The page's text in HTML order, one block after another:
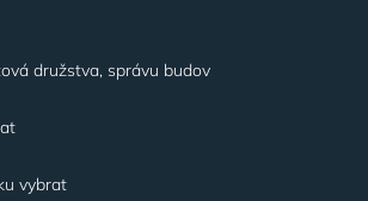
družstva, správu budov
vybrat